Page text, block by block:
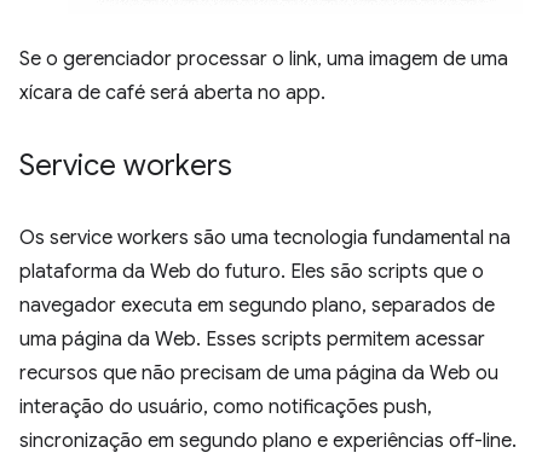
Se o gerenciador processar o link, uma imagem de uma
xícara de café será aberta no app.
Service workers
Os service workers são uma tecnologia fundamental na
plataforma da Web do futuro. Eles são scripts que o
navegador executa em segundo plano, separados de
uma página da Web. Esses scripts permitem acessar
recursos que não precisam de uma página da Web ou
interação do usuário, como notificações push,
sincronização em segundo plano e experiências off-line.